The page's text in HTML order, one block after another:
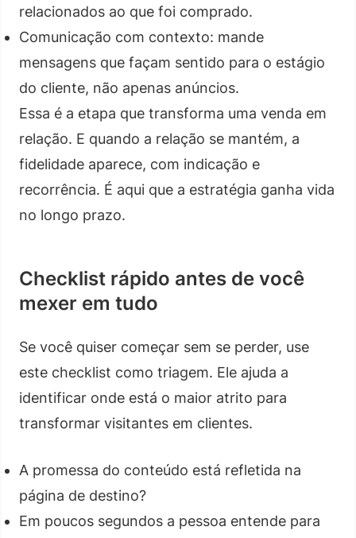
relacionados ao que foi comprado.
Comunicação com contexto: mande
mensagens que façam sentido para o estágio
do cliente, não apenas anúncios.
Essa é a etapa que transforma uma venda em
relação. E quando a relação se mantém, a
fidelidade aparece, com indicação e
recorrência. É aqui que a estratégia ganha vida
no longo prazo.
Checklist rápido antes de você
mexer em tudo
Se você quiser começar sem se perder, use
este checklist como triagem. Ele ajuda a
identificar onde está o maior atrito para
transformar visitantes em clientes.
A promessa do conteúdo está refletida na
página de destino?
Em poucos segundos a pessoa entende para